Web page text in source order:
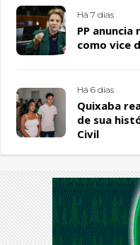
Há 7 dias
PP
como vice
Há 6 dias
Quixaba
de sua
Civil